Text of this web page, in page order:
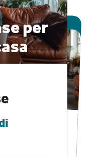
per
e
speciali
CLUB